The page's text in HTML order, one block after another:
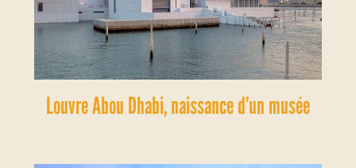
Louvre Abou Dhabi, naissance d’un musée